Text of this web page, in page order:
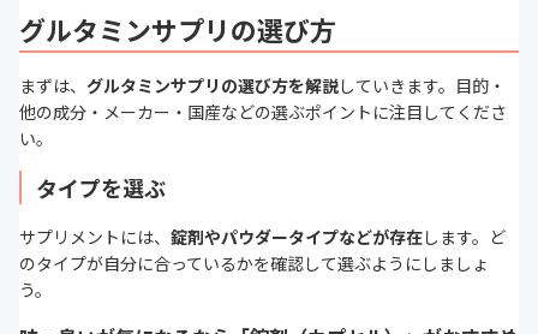
グルタミンサプリの選び方
まずは、 グルタミンサプリの選び方を解説していきます。目的・
他の成分・メーカー・国産などの選ぶポイントに注目してくださ
い。
タイプを選ぶ
サプリメントには、 錠剤やパウダータイプなどが存在します。ど
のタイプが自分に合っているかを確認して選ぶようにしましょ
う。